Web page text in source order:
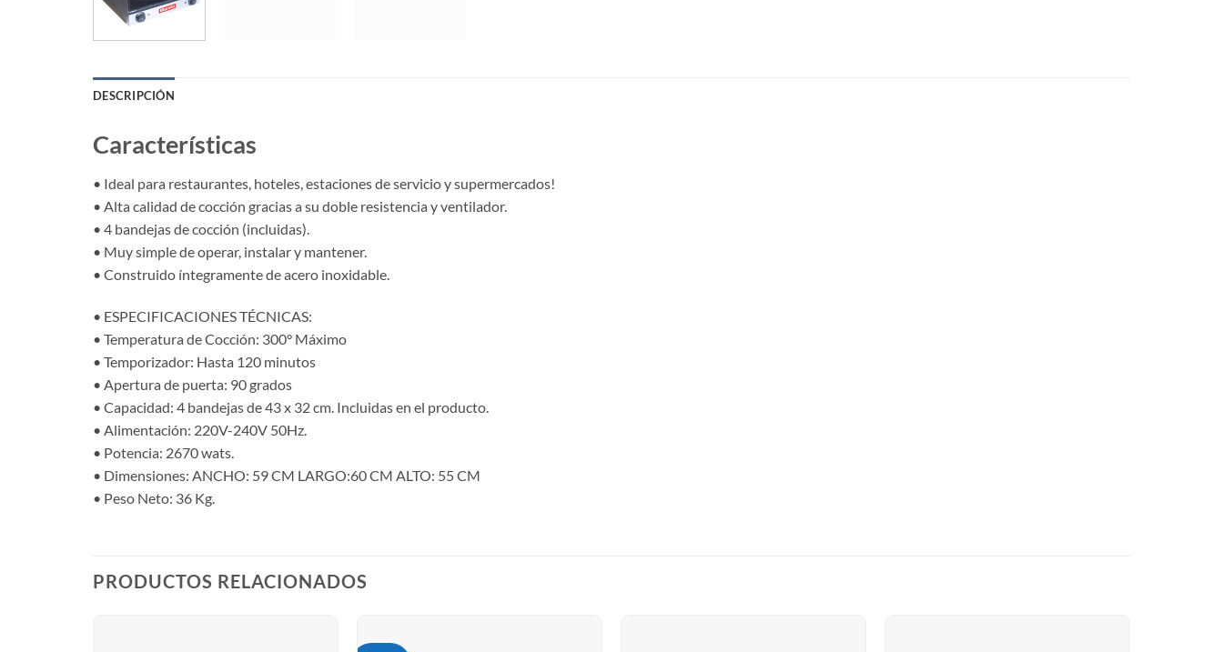
DESCRIPCIÓN
Características
• Ideal para restaurantes, hoteles, estaciones de servicio y supermercados!
• Alta calidad de cocción gracias a su doble resistencia y ventilador.
• 4 bandejas de cocción (incluidas).
• Muy simple de operar, instalar y mantener.
• Construido íntegramente de acero inoxidable.
• ESPECIFICACIONES TÉCNICAS:
• Temperatura de Cocción: 300° Máximo
• Temporizador: Hasta 120 minutos
• Apertura de puerta: 90 grados
• Capacidad: 4 bandejas de 43 x 32 cm. Incluidas en el producto.
• Alimentación: 220V-240V 50Hz.
• Potencia: 2670 wats.
• Dimensiones: ANCHO: 59 CM LARGO:60 CM ALTO: 55 CM
• Peso Neto: 36 Kg.
PRODUCTOS RELACIONADOS